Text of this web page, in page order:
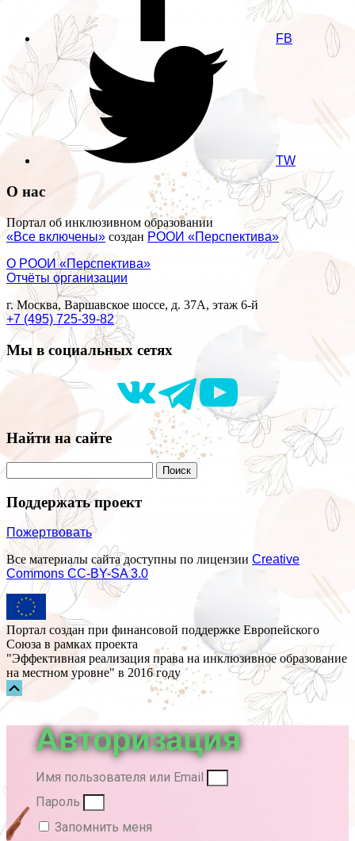
FB
TW
О нас
Портал об инклюзивном образовании
«Все включены» создан РООИ «Перспектива»
О РООИ «Перспектива»
Отчёты организации
г. Москва, Варшавское шоссе, д. 37А, этаж 6-й
+7 (495) 725-39-82
Мы в социальных сетях
Найти на сайте
Поддержать проект
Пожертвовать
Все материалы сайта доступны по лицензии Creative
Commons СС-BY-SA 3.0
Портал создан при финансовой поддержке Европейского
Союза в рамках проекта
"Эффективная реализация права на инклюзивное образование
на местном уровне" в 2016 году
Авторизация
Имя пользователя или Email
Пароль
Запомнить меня